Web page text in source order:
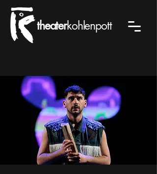
theaterkohlenpott